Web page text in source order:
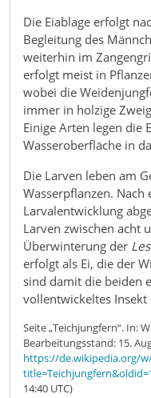
Die Eiablage erfolgt
Begleitung des
weiterhin im
erfolgt meist in
wobei die
immer in holzige
Einige Arten legen die
Wasseroberfläche in
Die Larven leben am
Wasserpflanzen.
Larvalentwicklung
Larven zwischen acht
Überwinterung der
erfolgt als Ei, die der
sind damit die beiden
vollentwickeltes
Seite „Teichjungfern“. In:
Bearbeitungsstand: 15.
https://de.wikipedia.org/
14:40 UTC)